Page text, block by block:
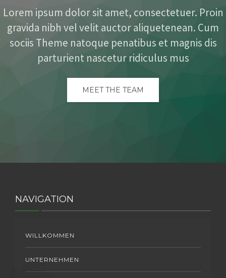
Lorem ipsum dolor sit amet, consectetuer. Proin
gravida nibh vel velit auctor aliquetenean. Cum
sociis Theme natoque penatibus et magnis dis
parturient nascetur ridiculus mus
MEET THE TEAM
NAVIGATION
WILLKOMMEN
UNTERNEHMEN